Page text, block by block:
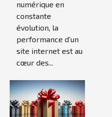
performance
de votre site
internet
numérique en
constante
évolution, la
performance d’un
site internet est au
cœur des...